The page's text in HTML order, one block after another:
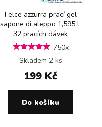
Felce azzurra prací gel
sapone di aleppo 1,595 l,
32 pracích dávek
750x
Skladem 2 ks
199 Kč
Do košíku